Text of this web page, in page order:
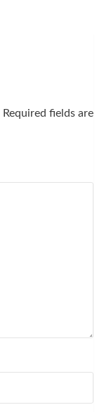
Required fields are